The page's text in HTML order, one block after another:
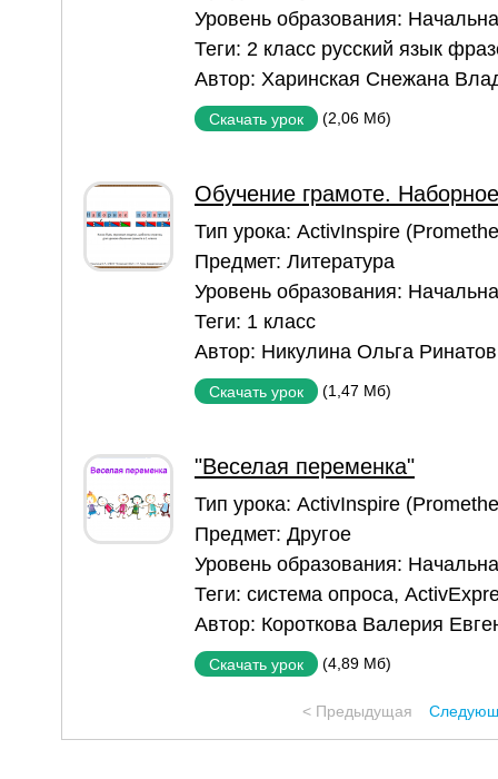
Уровень образования:
Теги: 2 класс русский язык
Автор: Харинская Снежана
Скачать урок (2,06 Мб)
Обучение грамоте.
Тип урока: ActivInspire
Предмет: Литература
Уровень образования:
Теги: 1 класс
Автор: Никулина Ольга
Скачать урок (1,47 Мб)
"Веселая переменка"
Тип урока: ActivInspire
Предмет: Другое
Уровень образования:
Теги: система опроса,
Автор: Короткова Валерия
Скачать урок (4,89 Мб)
< Предыдущая